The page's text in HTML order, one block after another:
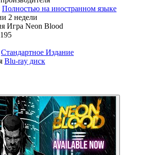
Полностью на иностранном языке
2 недели
Игра Neon Blood
Стандартное Издание
Blu-ray диск